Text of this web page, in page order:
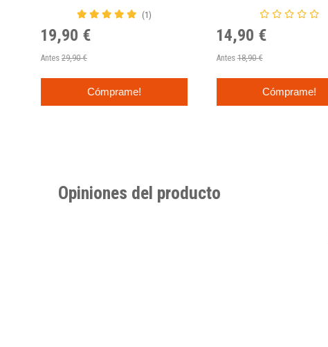
(1)
19,90 €
Antes 29,90 €
Cómprame!
14,90 €
Antes 18,90 €
Cómprame!
Opiniones del producto